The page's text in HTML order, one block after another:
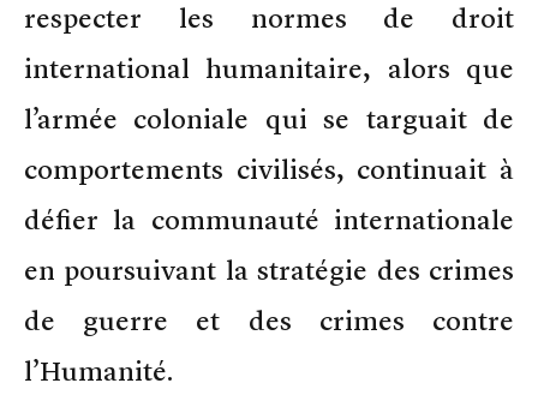
respecter les normes de droit
international humanitaire, alors que
l’armée coloniale qui se targuait de
comportements civilisés, continuait à
défier la communauté internationale
en poursuivant la stratégie des crimes
de guerre et des crimes contre
l’Humanité.